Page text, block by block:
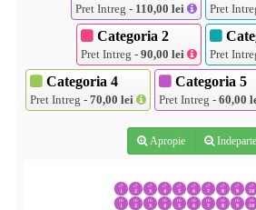
Pret Intreg - 110,00 lei Pret
Categoria 2
Pret Intreg - 90,00 lei Pret
Categoria 4
Pret Intreg - 70,00 lei
Categoria 5
Pret Intreg - 60,00
Apropie
r7
1
r7
2
r7
3
r7
4
r7
5
r7
6
r7
7
r7
8
r7
9
r7
10
r6
1
r6
2
r6
3
r6
4
r6
5
r6
6
r6
7
r6
8
r6
9
r6
10